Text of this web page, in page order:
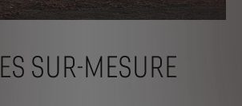
SUR-MESURE